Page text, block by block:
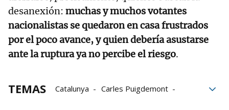
desanexión: muchas y muchos votantes
nacionalistas se quedaron en casa frustrados
por el poco avance, y quien debería asustarse
ante la ruptura ya no percibe el riesgo.
TEMAS Catalunya
Carles Puigdemont